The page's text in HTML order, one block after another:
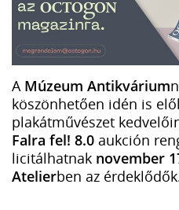
A Múzeum Antikvárium
köszönhetően idén is
plakátművészet
Falra fel! 8.0 aukción
licitálhatnak november
Atelierben az